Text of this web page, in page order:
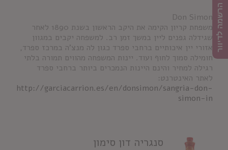
Don Simon
משפחת קריון הקימה את היקב הראשון בשנת 1890 לאחר
שגידלה גפנים ליין במשך זמן רב. למשפחה יקבים במגוון
אזורי יין איכותיים ברחבי ספרד כגון לה מנצ'ה במרכז ספרד,
חומילה סמוך לחוף ועוד. יינות המשפחה מהווים תמורה בלתי
רגילה למחיר והינם היינות הנמכרים ביותר ברחבי ספרד
לאתר האינטרנט:
http://garciacarrion.es/en/donsimon/sangria-don-
simon-in
סנגריה דון סימון
הרשמה לדיוור